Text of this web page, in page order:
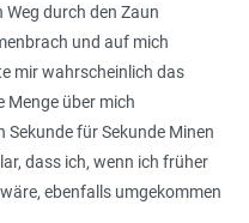
durch den Zaun
und auf mich
mir wahrscheinlich das
Menge über mich
Sekunde für Sekunde Minen
dass ich, wenn ich früher
ebenfalls umgekommen